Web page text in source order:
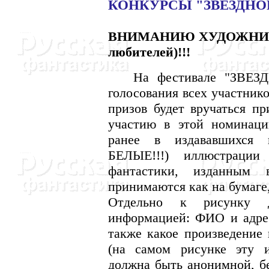
КОHКУРСЫ
ВHИМАHИЮ
любителей)!!!
Hа фестивале
голосования всех
призов будет
участию в этой
ранее в
БЕЛЫЕ!!!) иллюстрации
фантастики,
принимаются как на
Отдельно к рисунку
информацией: ФИО и
также какое
(на самом рисунке эту
должна быть анонимной,